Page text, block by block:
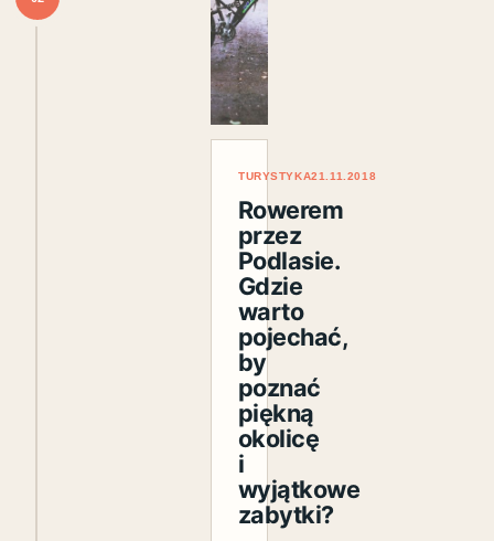
TURYSTYKA21.11.2018
Rowerem
przez
Podlasie.
Gdzie
warto
pojechać,
by
poznać
piękną
okolicę
i
wyjątkowe
zabytki?